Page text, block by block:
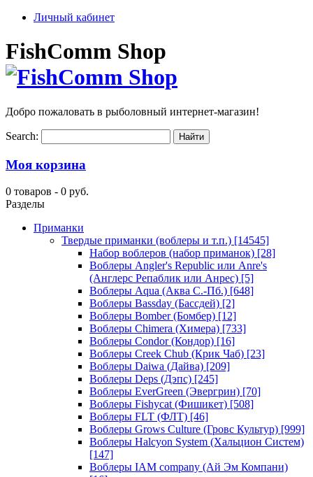
Личный кабинет
FishComm Shop
Добро пожаловать в рыболовный интернет-магазин!
Search:
Моя корзина
0 товаров - 0 руб.
Разделы
Приманки
Твердые приманки (воблеры и т.п.) [14545]
Набор воблеров (набор приманок) [28]
Воблеры Angler's Republic или Anre's
(Англерс Репаблик или Анрес) [5]
Воблеры Aqua (Аква С.-Пб.) [648]
Воблеры Bassday (Бассдей) [2]
Воблеры Bomber (Бомбер) [12]
Воблеры Chimera (Химера) [733]
Воблеры Condor (Кондор) [16]
Воблеры Creek Chub (Крик Чаб) [23]
Воблеры Daiwa (Дайва) [209]
Воблеры Deps (Дэпс) [245]
Воблеры EverGreen (Эвергрин) [70]
Воблеры Fishycat (Фишикет) [508]
Воблеры FLT (ФЛТ) [46]
Воблеры Grows Culture (Гровс Культур) [999]
Воблеры Halcyon System (Хальцион Систем)
[147]
Воблеры IAM company (Ай Эм Компани)